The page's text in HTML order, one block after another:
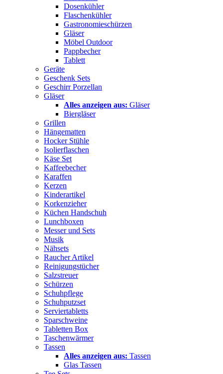
Dosenkühler
Flaschenkühler
Gastronomieschürzen
Gläser
Möbel Outdoor
Pappbecher
Tablett
Geräte
Geschenk Sets
Geschirr Porzellan
Gläser
Alles anzeigen aus: Gläser
Biergläser
Grillen
Hängematten
Hocker Stühle
Isolierflaschen
Käse Set
Kaffeebecher
Karaffen
Kerzen
Kinderartikel
Korkenzieher
Küchen Handschuh
Lunchboxen
Messer und Sets
Musik
Nähsets
Raucher Artikel
Reinigungstücher
Salzstreuer
Schürzen
Schuhpflege
Schuhputzset
Serviertabletts
Sparschweine
Tabletten Box
Taschenwärmer
Tassen
Alles anzeigen aus: Tassen
Glas Tassen